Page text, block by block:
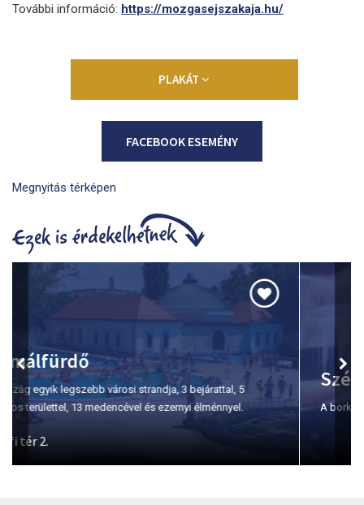
További információ: https://mozgasejszakaja.hu/
PLAKÁT
FACEBOOK ESEMÉNY
Megnyitás térképen
Szépasszony-völgy
A borkóstolás első számú helyszíne Egerben.